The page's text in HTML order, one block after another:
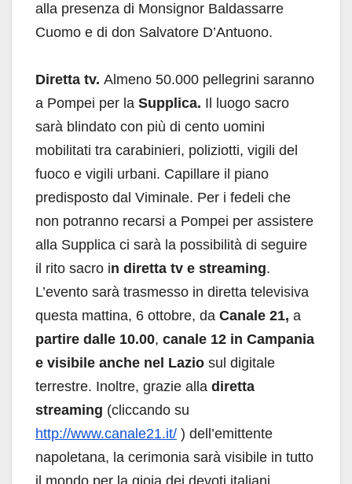
alla presenza di Monsignor Baldassarre
Cuomo e di don Salvatore D’Antuono.
Diretta tv. Almeno 50.000 pellegrini saranno
a Pompei per la Supplica. Il luogo sacro
sarà blindato con più di cento uomini
mobilitati tra carabinieri, poliziotti, vigili del
fuoco e vigili urbani. Capillare il piano
predisposto dal Viminale. Per i fedeli che
non potranno recarsi a Pompei per assistere
alla Supplica ci sarà la possibilità di seguire
il rito sacro in diretta tv e streaming.
L’evento sarà trasmesso in diretta televisiva
questa mattina, 6 ottobre, da Canale 21, a
partire dalle 10.00, canale 12 in Campania
e visibile anche nel Lazio sul digitale
terrestre. Inoltre, grazie alla diretta
streaming (cliccando su
http://www.canale21.it/ ) dell’emittente
napoletana, la cerimonia sarà visibile in tutto